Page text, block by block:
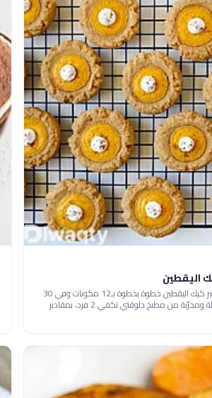
اليقطين
طريقة عمل بسكويت تشيز كيك اليقطين خطوة بخطوة بـ12 مكونات وفي 30
دقيقة فقط. وصفة سهلة ومجرّبة من مطبخ دلوقتي تكفي 2 فرد، بمقادير